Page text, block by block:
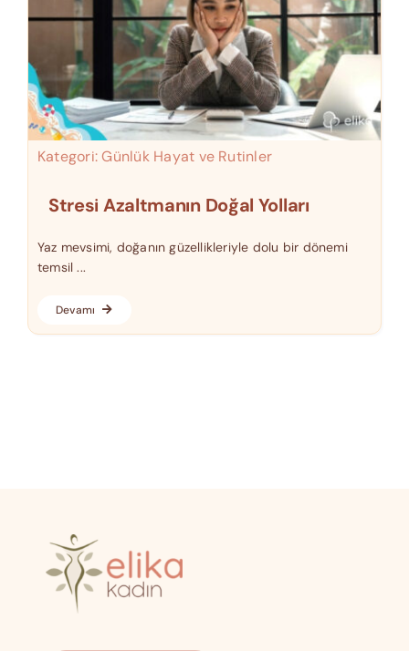
Kategori:Günlük Hayat ve Rutinler
Stresi Azaltmanın Doğal Yolları
Yaz mevsimi, doğanın güzellikleriyle dolu bir dönemi
temsil ...
Devamı